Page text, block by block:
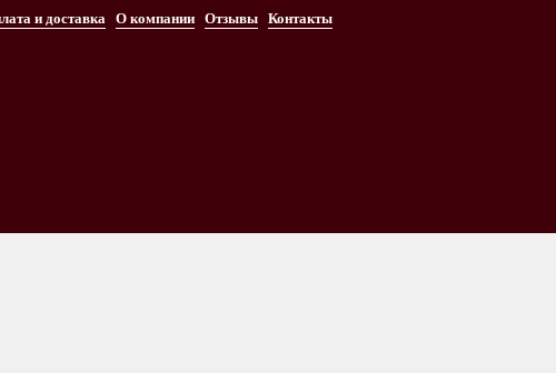
и доставка О компании Отзывы Контакты